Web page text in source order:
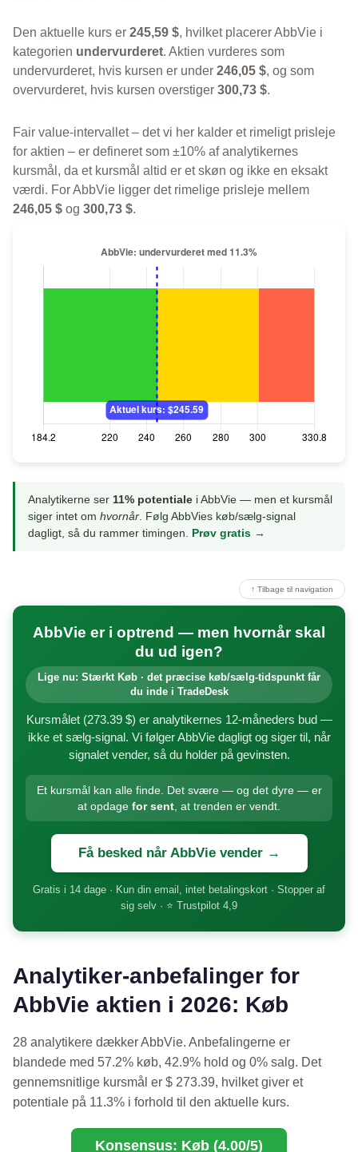
Den aktuelle kurs er 245,59 $, hvilket placerer AbbVie i
kategorien undervurderet. Aktien vurderes som
undervurderet, hvis kursen er under 246,05 $, og som
overvurderet, hvis kursen overstiger 300,73 $.
Fair value-intervallet – det vi her kalder et rimeligt prisleje
for aktien – er defineret som ±10% af analytikernes
kursmål, da et kursmål altid er et skøn og ikke en eksakt
værdi. For AbbVie ligger det rimelige prisleje mellem
246,05 $ og 300,73 $.
Analytikerne ser 11% potentiale i AbbVie — men et kursmål
siger intet om hvornår. Følg AbbVies køb/sælg-signal
dagligt, så du rammer timingen. Prøv gratis →
↑ Tilbage til navigation
AbbVie er i optrend — men hvornår skal
du ud igen?
Lige nu: Stærkt Køb · det præcise køb/sælg-tidspunkt får
du inde i TradeDesk
Kursmålet (273.39 $) er analytikernes 12-måneders bud —
ikke et sælg-signal. Vi følger AbbVie dagligt og siger til, når
signalet vender, så du holder på gevinsten.
Et kursmål kan alle finde. Det svære — og det dyre — er
at opdage for sent, at trenden er vendt.
Få besked når AbbVie vender →
Gratis i 14 dage · Kun din email, intet betalingskort · Stopper af
sig selv · ⭐ Trustpilot 4,9
Analytiker-anbefalinger for
AbbVie aktien i 2026: Køb
28 analytikere dækker AbbVie. Anbefalingerne er
blandede med 57.2% køb, 42.9% hold og 0% salg. Det
gennemsnitlige kursmål er $ 273.39, hvilket giver et
potentiale på 11.3% i forhold til den aktuelle kurs.
Konsensus: Køb (4.00/5)